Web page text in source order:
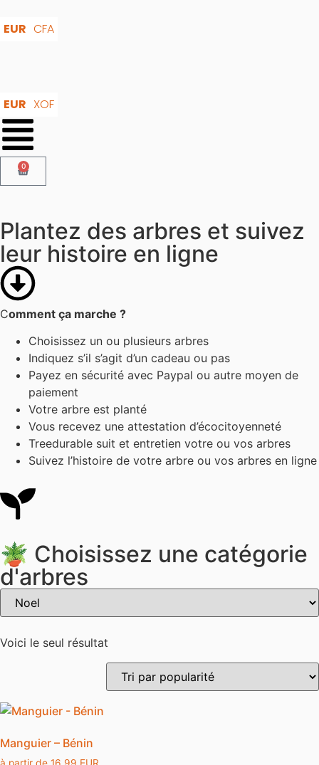
EUR CFA
EUR XOF
0
Plantez des arbres et suivez
leur histoire en ligne
Comment ça marche ?
Choisissez un ou plusieurs arbres
Indiquez s’il s’agit d’un cadeau ou pas
Payez en sécurité avec Paypal ou autre moyen de
paiement
Votre arbre est planté
Vous recevez une attestation d’écocitoyenneté
Treedurable suit et entretien votre ou vos arbres
Suivez l’histoire de votre arbre ou vos arbres en ligne
🪴 Choisissez une catégorie
d'arbres
Voici le seul résultat
Manguier – Bénin